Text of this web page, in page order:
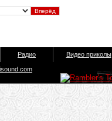
Радио Видео приколы